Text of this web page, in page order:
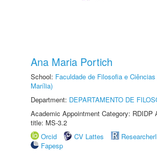
Ana Maria Portich
School: Faculdade de Filosofia e
Marília)
Department: DEPARTAMENTO DE
Academic Appointment Category: RDIDP
title: MS-3.2
Orcid
CV Lattes
Fapesp